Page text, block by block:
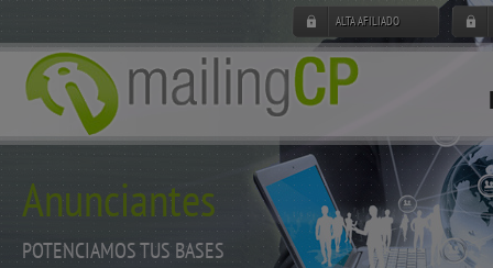
ALTA AFILIADO
Anunciantes
POTENCIAMOS TUS BASES